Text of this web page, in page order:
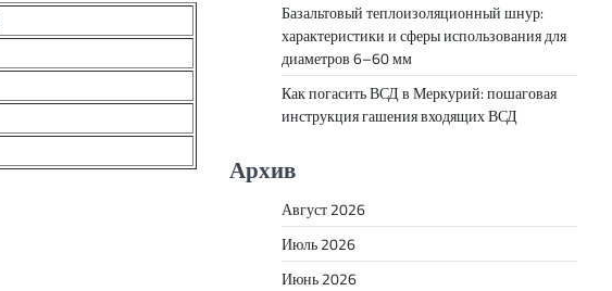
Базальтовый теплоизоляционный шнур:
характеристики и сферы использования для
диаметров 6–60 мм
Как погасить ВСД в Меркурий: пошаговая
инструкция гашения входящих ВСД
Архив
Август 2026
Июль 2026
Июнь 2026